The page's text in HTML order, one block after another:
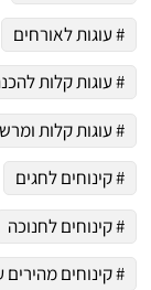
# עוגות לאורחים
# עוגות קלות
# עוגות קלות
# קינוחים לחגים
# קינוחים לחנוכה
# קינוחים